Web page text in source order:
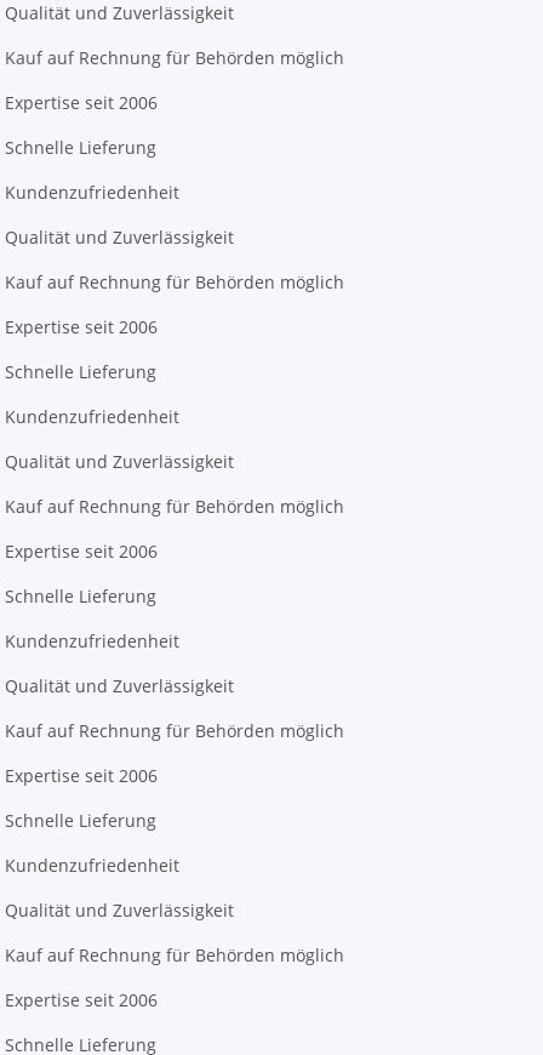
Qualität und Zuverlässigkeit
Kauf auf Rechnung für Behörden möglich
Expertise seit 2006
Schnelle Lieferung
Kundenzufriedenheit
Qualität und Zuverlässigkeit
Kauf auf Rechnung für Behörden möglich
Expertise seit 2006
Schnelle Lieferung
Kundenzufriedenheit
Qualität und Zuverlässigkeit
Kauf auf Rechnung für Behörden möglich
Expertise seit 2006
Schnelle Lieferung
Kundenzufriedenheit
Qualität und Zuverlässigkeit
Kauf auf Rechnung für Behörden möglich
Expertise seit 2006
Schnelle Lieferung
Kundenzufriedenheit
Qualität und Zuverlässigkeit
Kauf auf Rechnung für Behörden möglich
Expertise seit 2006
Schnelle Lieferung